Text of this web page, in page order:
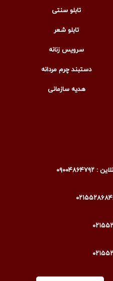
تابلو سنتی
تابلو شعر
سرویس زنانه
دستبند چرم مردانه
هدیه سازمانی